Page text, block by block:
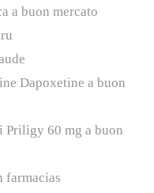
a buon mercato
Dapoxetine a buon
60 mg a buon
farmacias